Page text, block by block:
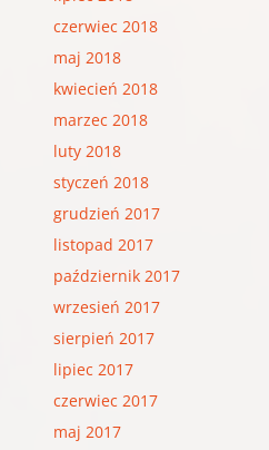
czerwiec 2018
maj 2018
kwiecień 2018
marzec 2018
luty 2018
styczeń 2018
grudzień 2017
listopad 2017
październik 2017
wrzesień 2017
sierpień 2017
lipiec 2017
czerwiec 2017
maj 2017